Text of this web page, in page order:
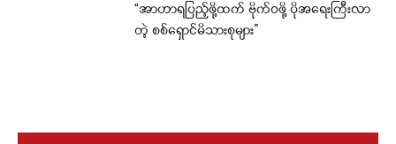
“အာဟာရပြည့်ဖို့ထက် ဗိုက်ဝဖို့ ပိုအရေးကြီးလာ
တဲ့ စစ်ရှောင်မိသားစုများ”